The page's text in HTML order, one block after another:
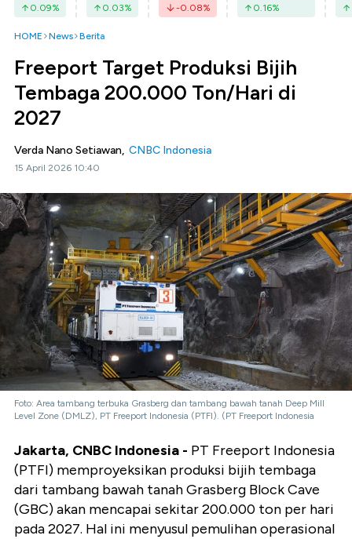
0.09% 0.03% -0.08% 0.16%
HOME News Berita
Freeport Target Produksi Bijih
Tembaga 200.000 Ton/Hari di
2027
Verda Nano Setiawan, CNBC Indonesia
15 April 2026 10:40
Foto: Area tambang terbuka Grasberg dan tambang bawah tanah Deep Mill
Level Zone (DMLZ), PT Freeport Indonesia (PTFI). (PT Freeport Indonesia
Jakarta, CNBC Indonesia - PT Freeport Indonesia
(PTFI) memproyeksikan produksi bijih tembaga
dari tambang bawah tanah Grasberg Block Cave
(GBC) akan mencapai sekitar 200.000 ton per hari
pada 2027. Hal ini menyusul pemulihan operasional